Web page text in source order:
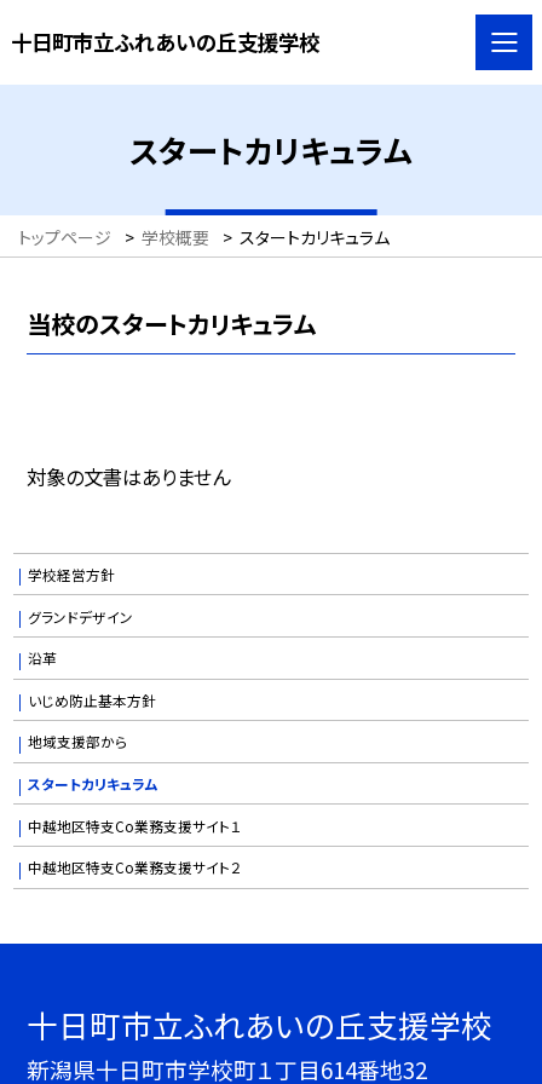
十日町市立ふれあいの丘支援学校
スタートカリキュラム
トップページ > 学校概要 > スタートカリキュラム
当校のスタートカリキュラム
対象の文書はありません
学校経営方針
グランドデザイン
沿革
いじめ防止基本方針
地域支援部から
スタートカリキュラム
中越地区特支Co業務支援サイト１
中越地区特支Co業務支援サイト２
十日町市立ふれあいの丘支援学校
新潟県十日町市学校町１丁目614番地32